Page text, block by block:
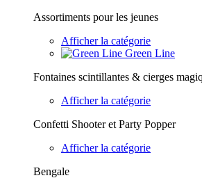
Assortiments pour les jeunes
Afficher la catégorie
Green Line
Fontaines scintillantes & cierges
Afficher la catégorie
Confetti Shooter et Party Popper
Afficher la catégorie
Bengale